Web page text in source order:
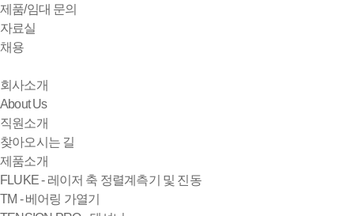
제품/임대 문의
자료실
채용
회사소개
About Us
직원소개
찾아오시는 길
제품소개
FLUKE - 레이저 축 정렬계측기 및 진동
TM - 베어링 가열기